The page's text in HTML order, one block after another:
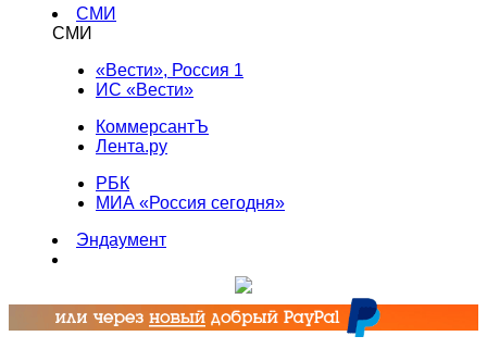
СМИ
СМИ
«Вести», Россия 1
ИС «Вести»
КоммерсантЪ
Лента.ру
РБК
МИА «Россия сегодня»
Эндаумент